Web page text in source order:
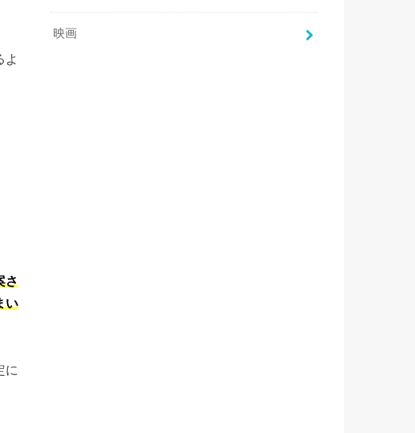
よ
さ
い
に
映画